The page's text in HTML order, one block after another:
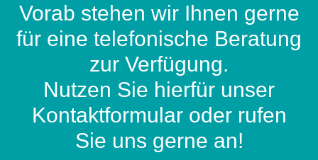
Vorab stehen wir Ihnen gerne
für eine telefonische Beratung
zur Verfügung.
Nutzen Sie hierfür unser
Kontaktformular oder rufen
Sie uns gerne an!